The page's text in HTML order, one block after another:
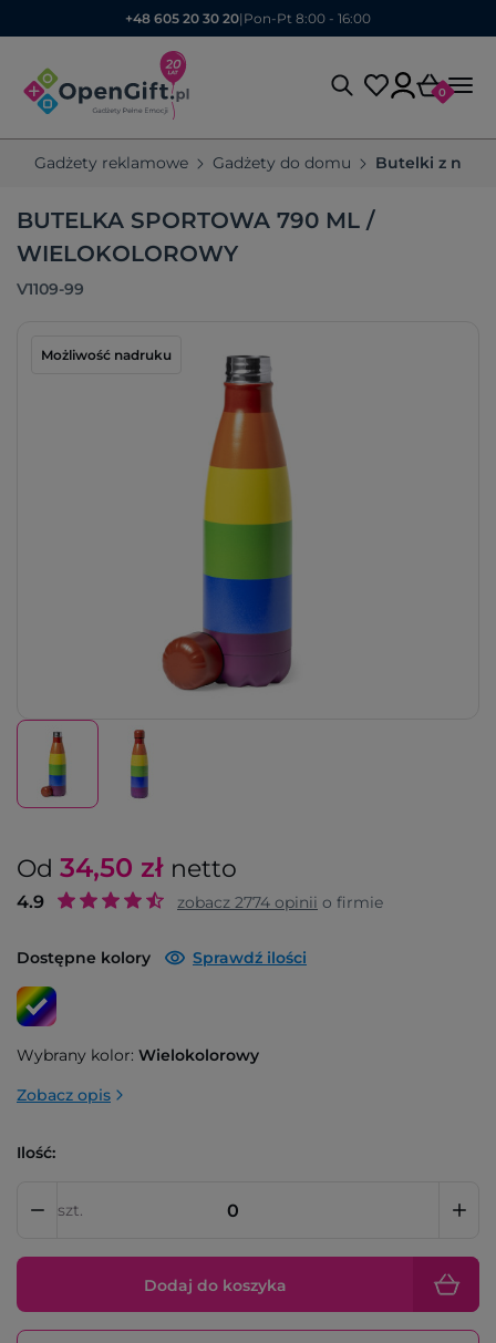
+48 605 20 30 20| Pon-Pt 8:00 - 16:00
0
Gadżety reklamowe Gadżety do domu Butelki z
BUTELKA SPORTOWA 790 ML /
WIELOKOLOROWY
V1109-99
Możliwość nadruku
Od 34,50 zł netto
4.9 zobacz 2774 opinii o firmie
Dostępne kolory Sprawdź ilości
Wybrany kolor: Wielokolorowy
Zobacz opis
Ilość:
szt.
Dodaj do koszyka